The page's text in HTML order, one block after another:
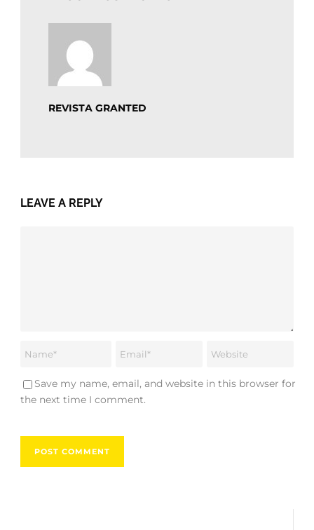
REVISTA GRANTED
LEAVE A REPLY
Save my name, email, and website in this browser for
the next time I comment.